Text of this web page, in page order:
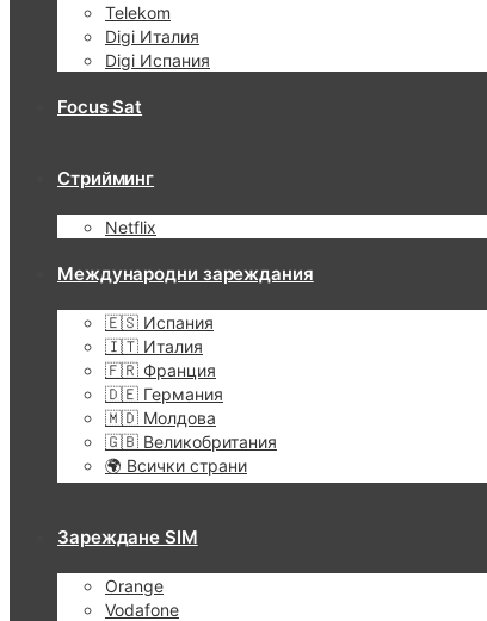
Telekom
Digi Италия
Digi Испания
Focus Sat
Стрийминг
Netflix
Международни зареждания
🇪🇸 Испания
🇮🇹 Италия
🇫🇷 Франция
🇩🇪 Германия
🇲🇩 Молдова
🇬🇧 Великобритания
🌍 Всички страни
Зареждане SIM
Orange
Vodafone